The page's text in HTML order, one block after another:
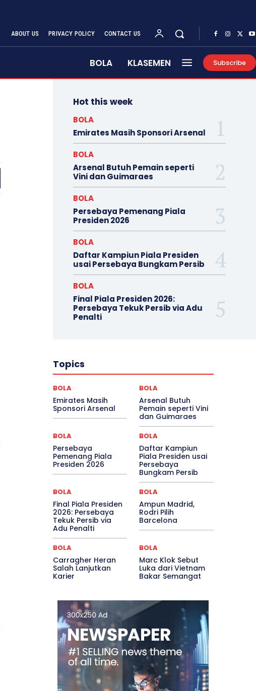
ABOUT US PRIVACY POLICY CONTACT US
BOLA KLASEMEN Subscribe
Hot this week
BOLA
Emirates Masih Sponsori Arsenal
BOLA
Arsenal Butuh Pemain seperti
Vini dan Guimaraes
BOLA
Persebaya Pemenang Piala
Presiden 2026
BOLA
Daftar Kampiun Piala Presiden
usai Persebaya Bungkam Persib
BOLA
Final Piala Presiden 2026:
Persebaya Tekuk Persib via Adu
Penalti
Topics
BOLA
Emirates Masih
Sponsori Arsenal
BOLA
Arsenal Butuh
Pemain seperti Vini
dan Guimaraes
BOLA
Persebaya
Pemenang Piala
Presiden 2026
BOLA
Daftar Kampiun
Piala Presiden usai
Persebaya
Bungkam Persib
BOLA
Final Piala Presiden
2026: Persebaya
Tekuk Persib via
Adu Penalti
BOLA
Ampun Madrid,
Rodri Pilih
Barcelona
BOLA
Carragher Heran
Salah Lanjutkan
Karier
BOLA
Marc Klok Sebut
Luka dari Vietnam
Bakar Semangat